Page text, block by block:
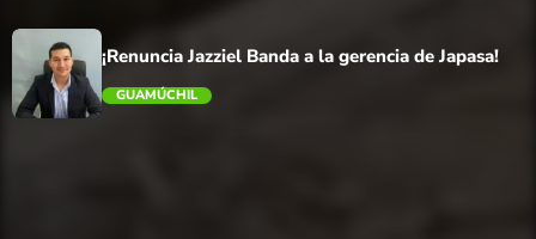
trending_flat
¡Renuncia Jazziel Banda a la gerencia de Japasa!
GUAMÚCHIL